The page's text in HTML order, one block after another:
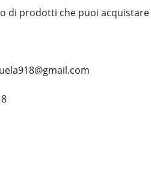
di prodotti che puoi